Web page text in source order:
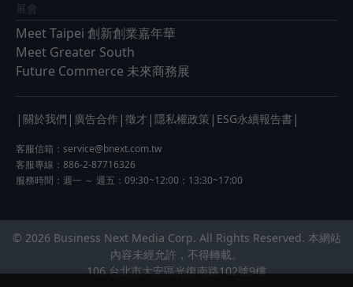
展會
Meet Taipei 創新創業嘉年華
Meet Greater South
Future Commerce 未來商務展
| 關於我們 | 廣告合作 | 徵才 | 隱私權政策 | ESG永續報告書 |
客服信箱： service@bnext.com.tw
客服專線：886-2-87716326
服務時間：週一 ～ 週五：09:30~12:00；13:30~17:00
© 2026 Business Next Media Corp. All Rights Reserved. 本網站
內容未經允許，不得轉載。
106 台北市大安區光復南路102號9樓